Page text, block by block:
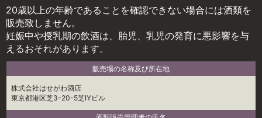
20歳以上の年齢であることを確認できない場合には酒類を
販売致しません。
妊娠中や授乳期の飲酒は、胎児、乳児の発育に悪影響を与
えるおそれがあります。
販売場の名称及び所在地
株式会社はせがわ酒店
東京都港区芝3-20-5芝IYビル